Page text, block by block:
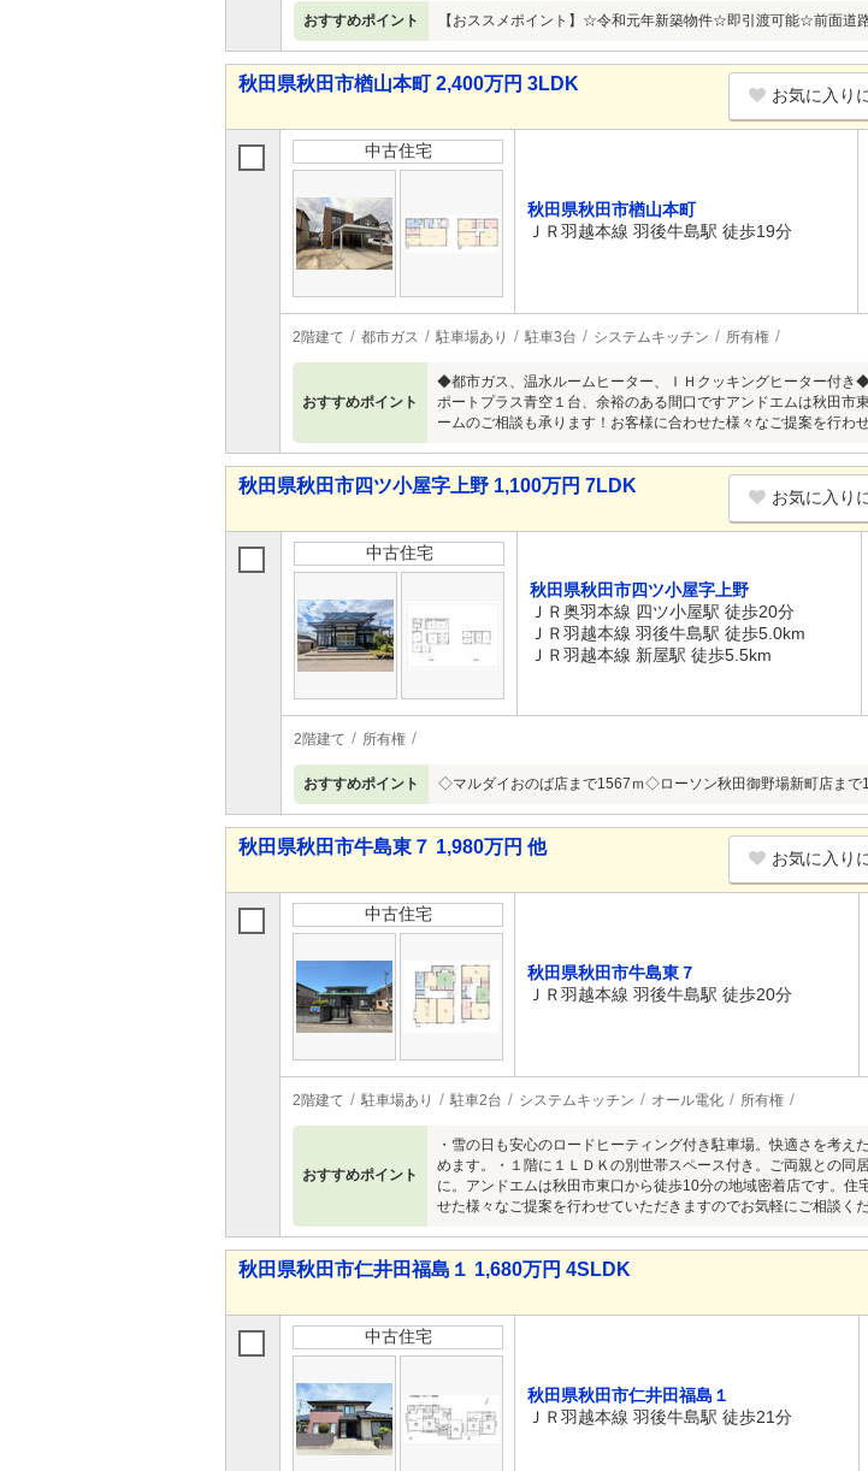
おすすめポイント 【おススメポイント】☆令和元年新築物件☆即引渡可能☆前面
秋田県秋田市楢山本町 2,400万円 3LDK
お気に入り
中古住宅
秋田県秋田市楢山本町
ＪＲ羽越本線 羽後牛島駅 徒歩19分
2階建て 都市ガス 駐車場あり 駐車3台 システムキッチン 所有権
おすすめポイント
◆都市ガス、温水ルームヒーター、ＩＨクッキングヒーター付
ポートプラス青空１台、余裕のある間口ですアンドエムは秋田市
ームのご相談も承ります！お客様に合わせた様々なご提案を行わ
秋田県秋田市四ツ小屋字上野 1,100万円 7LDK
お気に入り
中古住宅
秋田県秋田市四ツ小屋字上野
ＪＲ奥羽本線 四ツ小屋駅 徒歩20分
ＪＲ羽越本線 羽後牛島駅 徒歩5.0km
ＪＲ羽越本線 新屋駅 徒歩5.5km
2階建て 所有権
おすすめポイント ◇マルダイおのば店まで1567ｍ◇ローソン秋田御野場新町店ま
秋田県秋田市牛島東７ 1,980万円 他
お気に入り
中古住宅
秋田県秋田市牛島東７
ＪＲ羽越本線 羽後牛島駅 徒歩20分
2階建て 駐車場あり 駐車2台 システムキッチン オール電化 所有権
おすすめポイント
・雪の日も安心のロードヒーティング付き駐車場。快適さを考
めます。・１階に１ＬＤＫの別世帯スペース付き。ご両親との
に。アンドエムは秋田市東口から徒歩10分の地域密着店です。
せた様々なご提案を行わせていただきますのでお気軽にご相談く
秋田県秋田市仁井田福島１ 1,680万円 4SLDK
中古住宅
秋田県秋田市仁井田福島１
ＪＲ羽越本線 羽後牛島駅 徒歩21分